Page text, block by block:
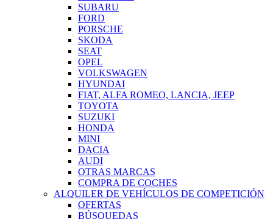
SUBARU
FORD
PORSCHE
SKODA
SEAT
OPEL
VOLKSWAGEN
HYUNDAI
FIAT, ALFA ROMEO, LANCIA, JEEP
TOYOTA
SUZUKI
HONDA
MINI
DACIA
AUDI
OTRAS MARCAS
COMPRA DE COCHES
ALQUILER DE VEHÍCULOS DE COMPETICIÓN
OFERTAS
BÚSQUEDAS